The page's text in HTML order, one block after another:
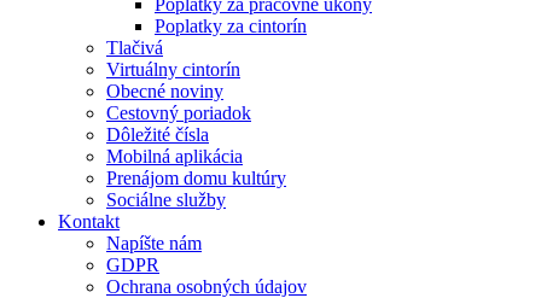
Poplatky za pracovné úkony
Poplatky za cintorín
Tlačivá
Virtuálny cintorín
Obecné noviny
Cestovný poriadok
Dôležité čísla
Mobilná aplikácia
Prenájom domu kultúry
Sociálne služby
Kontakt
Napíšte nám
GDPR
Ochrana osobných údajov